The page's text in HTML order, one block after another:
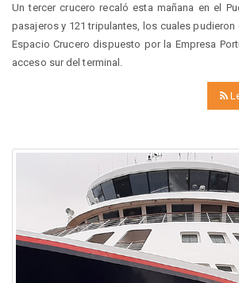
Un tercer crucero recaló esta mañana en el
pasajeros y 121 tripulantes, los cuales
Espacio Crucero dispuesto por la Empresa
acceso sur del terminal.